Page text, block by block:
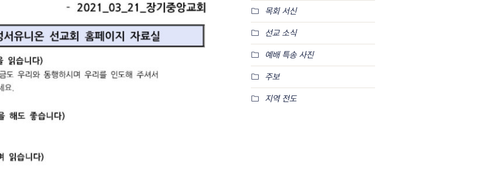
목회 서신
선교 소식
예배 특송 사진
주보
지역 전도